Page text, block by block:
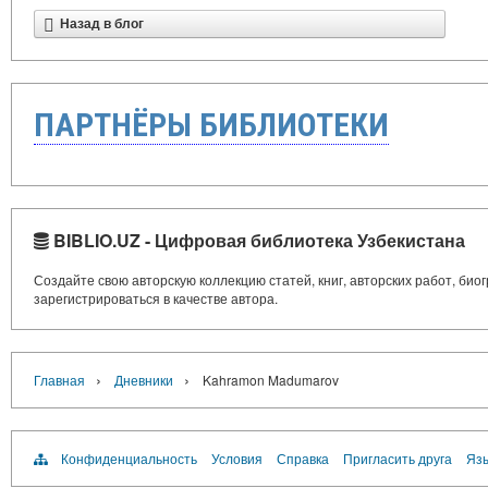
Назад в блог
ПАРТНЁРЫ БИБЛИОТЕКИ
BIBLIO.UZ - Цифровая библиотека Узбекистана
Создайте свою авторскую коллекцию статей, книг, авторских работ,
зарегистрироваться в качестве автора.
Главная › Дневники › Kahramon Madumarov
Конфиденциальность Условия Справка Пригласить друга